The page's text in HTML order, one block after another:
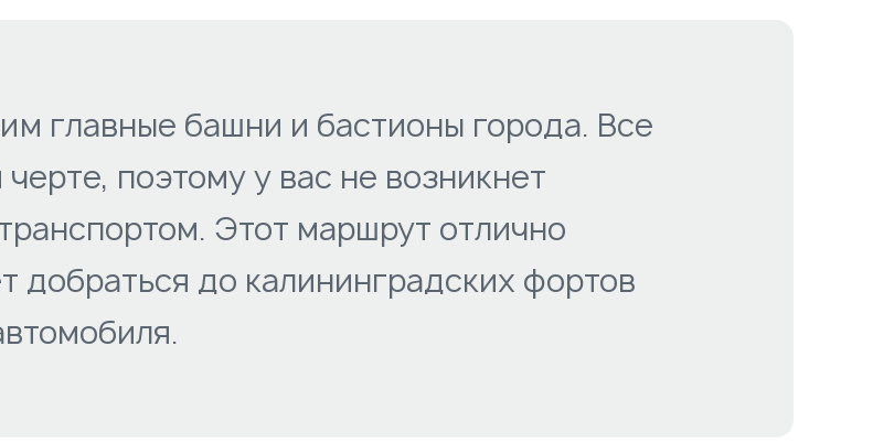
главные башни и бастионы города. Все
поэтому у вас не возникнет
Этот маршрут отлично
добраться до калининградских фортов